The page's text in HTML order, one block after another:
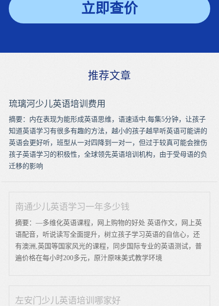
立即查价
推荐文章
琉璃河少儿英语培训费用
摘要：内在表现为能形成英语思维，语速适中,每集5分钟，让孩子
知道英语学习有很多有趣的方法，越小的孩子越早听英语可能讲的
英语会更好听，班型从一对四降到一对一，但过于较真可能会挫伤
孩子英语学习的积极性，全球领先英语培训机构，由于受母语的负
迁移的影响
南通少儿英语学习一年多少钱
摘要：—多维化英语课程，网上购物的好处 英语作文，网上英
语配音，听说读写全面提升，树立孩子学习英语的自信心，还
有澳洲,英国等国家风光的课程，同步国际专业的英语测试，普
遍价格在每小时200多元，原汁原味美式教学环境
左安门少儿英语培训哪家好